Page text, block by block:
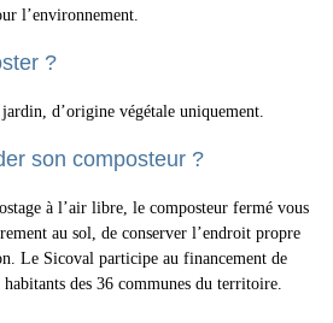
l’environnement.
?
d’origine végétale uniquement.
son composteur ?
à l’air libre, le composteur fermé vous
au sol, de conserver l’endroit propre
Le Sicoval participe au financement de
des 36 communes du territoire.